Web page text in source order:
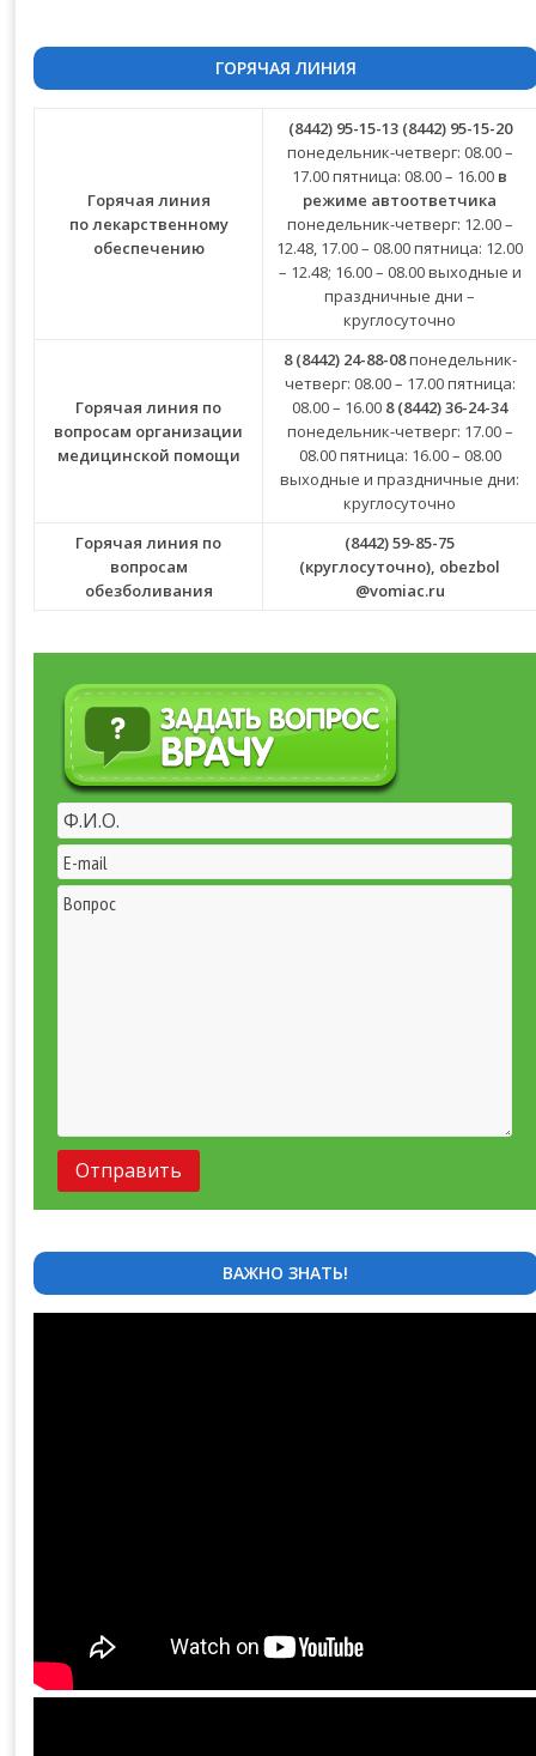
ГОРЯЧАЯ ЛИНИЯ
Горячая линия
по лекарственному
обеспечению
(8442) 95-15-13 (8442) 95-15-20
понедельник-четверг: 08.00 –
17.00 пятница: 08.00 – 16.00 в
режиме автоответчика
понедельник-четверг: 12.00 –
12.48, 17.00 – 08.00 пятница: 12.00
– 12.48; 16.00 – 08.00 выходные и
праздничные дни –
круглосуточно
Горячая линия по
вопросам организации
медицинской помощи
8 (8442) 24-88-08понедельник-
четверг: 08.00 – 17.00 пятница:
08.00 – 16.00 8 (8442) 36-24-34
понедельник-четверг: 17.00 –
08.00 пятница: 16.00 – 08.00
выходные и праздничные дни:
круглосуточно
Горячая линия по
вопросам
обезболивания
(8442) 59-85-75
(круглосуточно), obezbol
@vomiac.ru
ВАЖНО ЗНАТЬ!